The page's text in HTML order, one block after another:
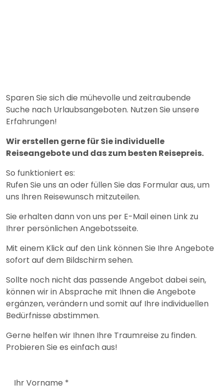
Sparen Sie sich die mühevolle und zeitraubende
Suche nach Urlaubsangeboten. Nutzen Sie unsere
Erfahrungen!
Wir erstellen gerne für Sie individuelle
Reiseangebote und das zum besten Reisepreis.
So funktioniert es:
Rufen Sie uns an oder füllen Sie das Formular aus, um
uns Ihren Reisewunsch mitzuteilen.
Sie erhalten dann von uns per E-Mail einen Link zu
Ihrer persönlichen Angebotsseite.
Mit einem Klick auf den Link können Sie Ihre Angebote
sofort auf dem Bildschirm sehen.
Sollte noch nicht das passende Angebot dabei sein,
können wir in Absprache mit Ihnen die Angebote
ergänzen, verändern und somit auf Ihre individuellen
Bedürfnisse abstimmen.
Gerne helfen wir Ihnen Ihre Traumreise zu finden.
Probieren Sie es einfach aus!
Ihr Vorname *